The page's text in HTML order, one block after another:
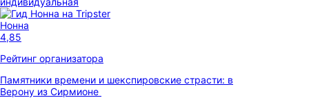
Нонна
4,85
Рейтинг организатора
Памятники времени и шекспировские страсти: в
Верону из Сирмионе